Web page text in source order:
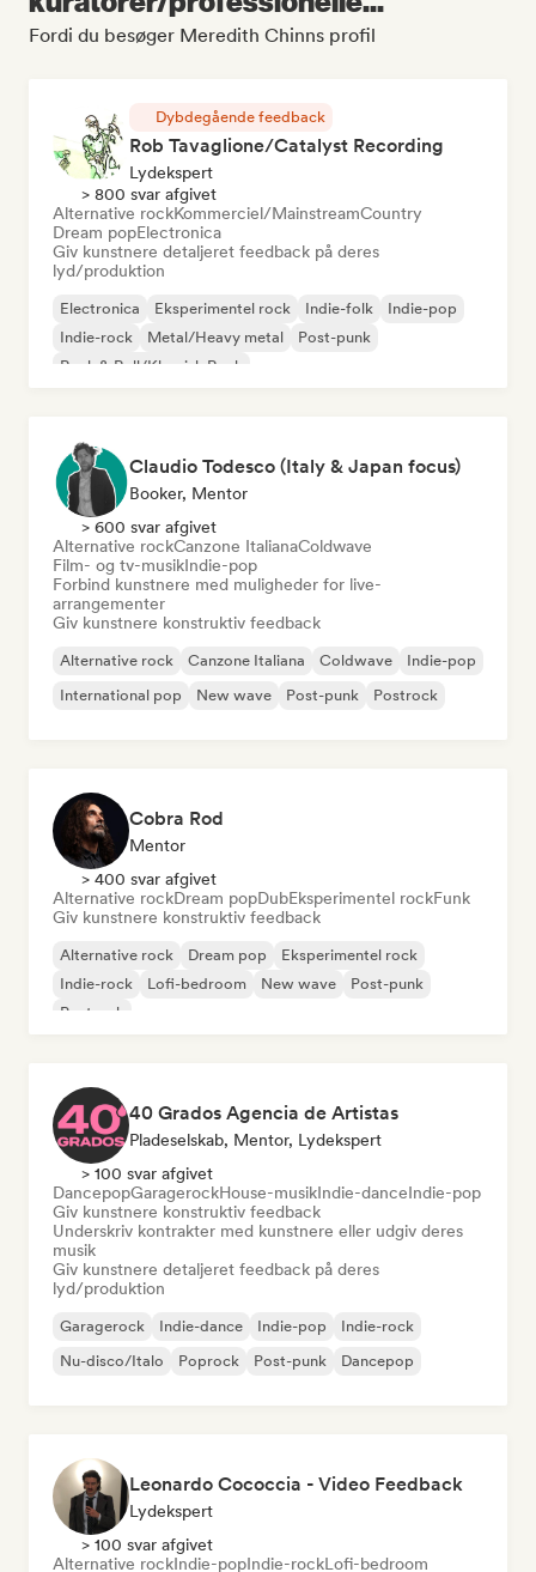
Fordi du besøger Meredith Chinns profil
Dybdegående feedback
Rob Tavaglione/Catalyst Recording
Lydekspert
> 800 svar afgivet
Alternative rockKommerciel/MainstreamCountry
Dream popElectronica
Giv kunstnere detaljeret feedback på deres
lyd/produktion
Electronica Eksperimentel rock Indie-folk
Indie-pop
Indie-rock
Metal/Heavy metal
Post-punk
Rock & Roll/Klassisk Rock
Claudio Todesco (Italy & Japan focus)
Booker, Mentor
> 600 svar afgivet
Alternative rockCanzone ItalianaColdwave
Film- og tv-musikIndie-pop
Forbind kunstnere med muligheder for live-
arrangementer
Giv kunstnere konstruktiv feedback
Alternative rock Canzone Italiana Coldwave
Indie-pop
International pop
New wave Post-punk Postrock
Cobra Rod
Mentor
> 400 svar afgivet
Alternative rockDream popDubEksperimentel rockFunk
Giv kunstnere konstruktiv feedback
Alternative rock Dream pop
Eksperimentel rock
Indie-rock
Lofi-bedroom New wave
Post-punk
Postrock
40 Grados Agencia de Artistas
Pladeselskab, Mentor, Lydekspert
> 100 svar afgivet
DancepopGaragerockHouse-musikIndie-danceIndie-pop
Giv kunstnere konstruktiv feedback
Underskriv kontrakter med kunstnere eller udgiv deres
musik
Giv kunstnere detaljeret feedback på deres
lyd/produktion
Garagerock Indie-dance Indie-pop
Indie-rock
Nu-disco/Italo
Poprock Post-punk Dancepop
Leonardo Cococcia - Video Feedback
Lydekspert
> 100 svar afgivet
Alternative rockIndie-popIndie-rockLofi-bedroom